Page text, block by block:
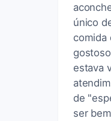
único
comida
estava
de
ser